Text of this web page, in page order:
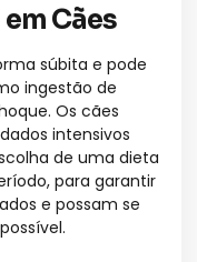
Cães
súbita e pode
ingestão de
Os cães
intensivos
de uma dieta
para garantir
e possam se